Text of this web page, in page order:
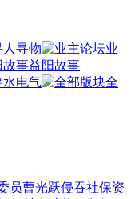
人寻物
业
益阳故事
水电气
全
员曹光跃侵吞社保资